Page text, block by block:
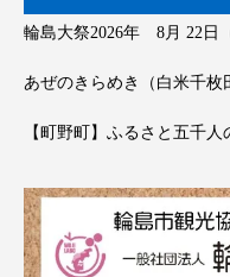
輪島大祭2026年 8月 22日
あぜのきらめき（白米千
【町野町】ふるさと五千人